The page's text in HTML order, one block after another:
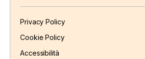
Privacy Policy
Cookie Policy
Accessibilità